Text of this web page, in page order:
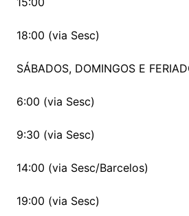
18:00 (via Sesc)
SÁBADOS, DOMINGOS E
6:00 (via Sesc)
9:30 (via Sesc)
14:00 (via Sesc/Barcelos)
19:00 (via Sesc)